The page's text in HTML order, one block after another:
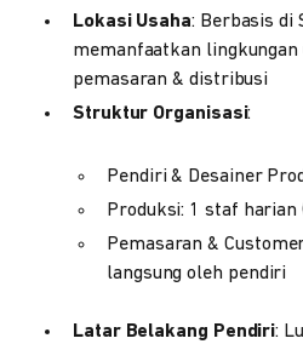
Lokasi Usaha: Berbasis di
memanfaatkan
pemasaran & distribusi
Struktur Organisasi:
Pendiri & Desainer
Produksi: 1 staf harian
Pemasaran &
langsung oleh pendiri
Latar Belakang Pendiri: